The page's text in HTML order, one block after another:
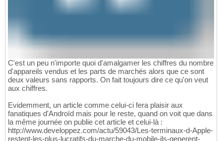
C'est un peu n'importe quoi d'amalgamer les chiffres du nombre
d'appareils vendus et les parts de marchés alors que ce sont
deux valeurs sans rapports. On fait toujours dire ce qu'on veut
aux chiffres.
Evidemment, un article comme celui-ci fera plaisir aux
fanatiques d'Androïd mais pour le reste, quand on voit que dans
la même journée on publie cet article et celui-là :
http://www.developpez.com/actu/59043/Les-terminaux-d-Apple-
restent-les-plus-lucratifs-du-marche-du-mobile-ils-generent-